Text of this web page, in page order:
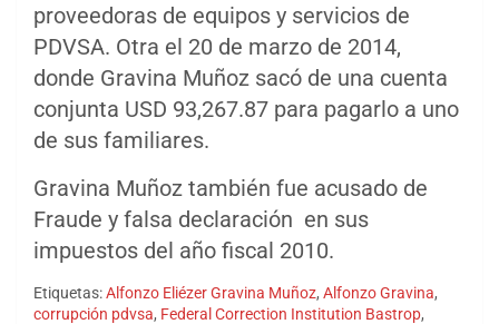
proveedoras de equipos y servicios de
PDVSA. Otra el 20 de marzo de 2014,
donde Gravina Muñoz sacó de una cuenta
conjunta USD 93,267.87 para pagarlo a uno
de sus familiares.
Gravina Muñoz también fue acusado de
Fraude y falsa declaración en sus
impuestos del año fiscal 2010.
Etiquetas:Alfonzo Eliézer Gravina Muñoz, Alfonzo Gravina,
corrupción pdvsa, Federal Correction Institution Bastrop,